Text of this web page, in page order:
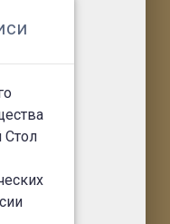
Стол